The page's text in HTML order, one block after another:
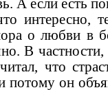
А если есть
интересно,
о любви в
В
что
потому он